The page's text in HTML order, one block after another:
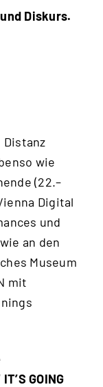
Diskurs.
Distanz
wie
(22.–
Digital
und
an den
Museum
mit
GOING